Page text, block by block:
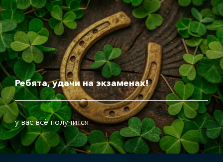
Ребята, удачи на экзаменах!
у вас всё получится